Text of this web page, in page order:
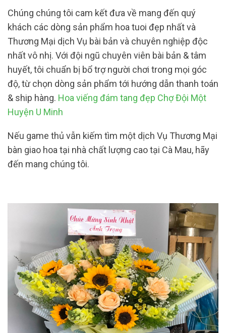
Chúng chúng tôi cam kết đưa về mang đến quý
khách các dòng sản phẩm hoa tuoi đẹp nhất và
Thương Mại dịch Vụ bài bản và chuyên nghiệp độc
nhất vô nhị. Với đội ngũ chuyên viên bài bản & tâm
huyết, tôi chuẩn bị bổ trợ người chơi trong mọi góc
độ, từ chọn dòng sản phẩm tới hướng dẫn thanh toán
& ship hàng. Hoa viếng đám tang đẹp Chợ Đội Một
Huyện U Minh
Nếu game thủ vẫn kiếm tìm một dịch Vụ Thương Mại
bàn giao hoa tại nhà chất lượng cao tại Cà Mau, hãy
đến mang chúng tôi.